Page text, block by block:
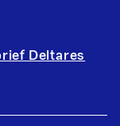
Deltares